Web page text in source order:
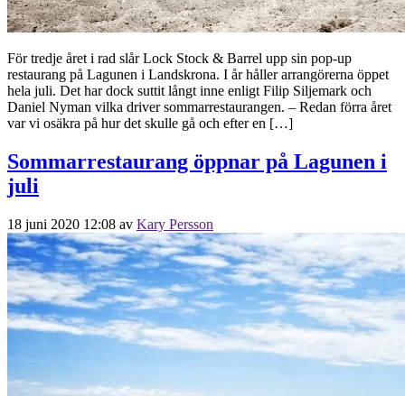
För tredje året i rad slår Lock Stock & Barrel upp sin pop-up
restaurang på Lagunen i Landskrona. I år håller arrangörerna öppet
hela juli. Det har dock suttit långt inne enligt Filip Siljemark och
Daniel Nyman vilka driver sommarrestaurangen. – Redan förra året
var vi osäkra på hur det skulle gå och efter en […]
Sommarrestaurang öppnar på Lagunen i
juli
18 juni 2020 12:08 av Kary Persson